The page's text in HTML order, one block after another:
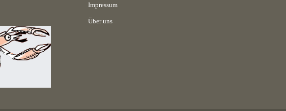
Impressum
Über uns